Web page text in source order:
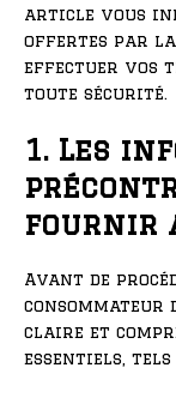
article vous
offertes par la
effectuer vos
toute sécurité.
1. Les
fournir
Avant de
claire et
essentiels, tels